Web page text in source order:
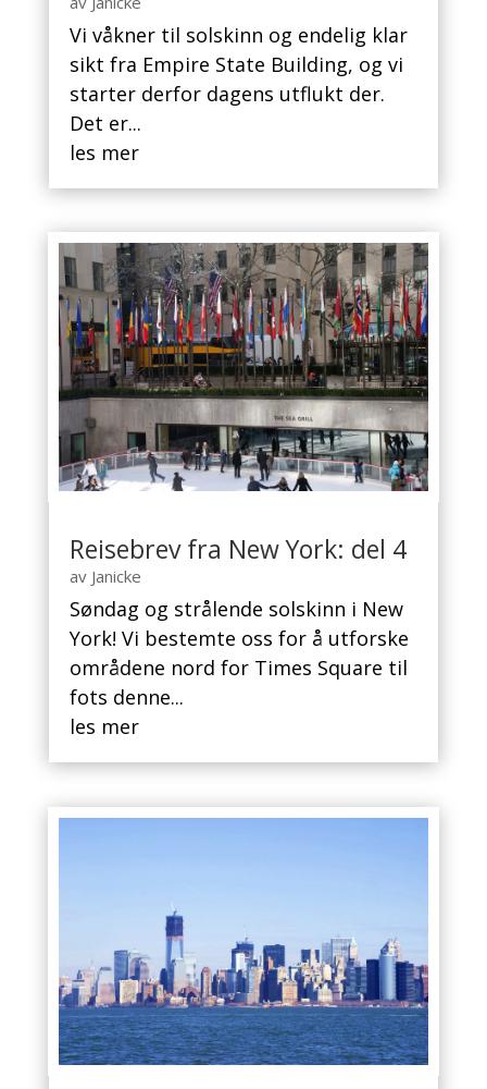
Vi våkner til solskinn og endelig klar
sikt fra Empire State Building, og vi
starter derfor dagens utflukt der.
Det er...
les mer
Reisebrev fra New York: del 4
av Janicke
Søndag og strålende solskinn i New
York! Vi bestemte oss for å utforske
områdene nord for Times Square til
fots denne...
les mer